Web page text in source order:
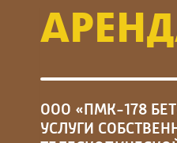
ООО «ПМК-178
УСЛУГИ